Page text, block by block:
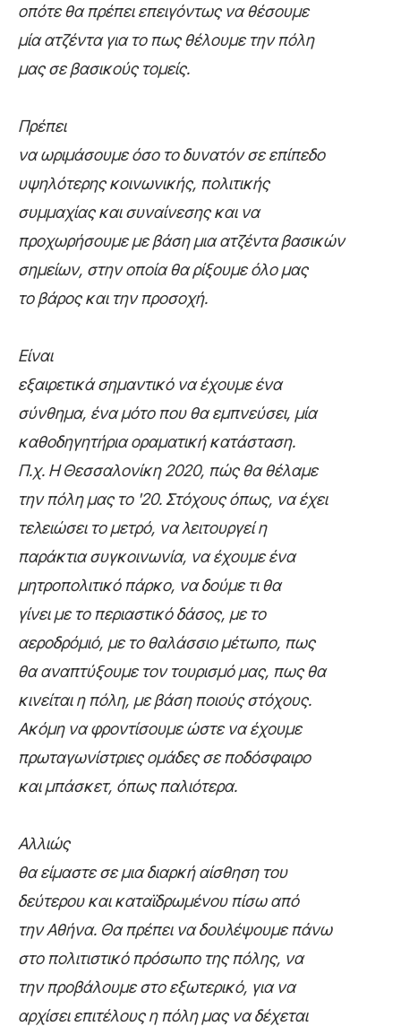
οπότε θα πρέπει επειγόντως να θέσουμε
μία ατζέντα για το πως θέλουμε την πόλη
μας σε βασικούς τομείς.
Πρέπει
να ωριμάσουμε όσο το δυνατόν σε επίπεδο
υψηλότερης κοινωνικής, πολιτικής
συμμαχίας και συναίνεσης και να
προχωρήσουμε με βάση μια ατζέντα βασικών
σημείων, στην οποία θα ρίξουμε όλο μας
το βάρος και την προσοχή.
Είναι
εξαιρετικά σημαντικό να έχουμε ένα
σύνθημα, ένα μότο που θα εμπνεύσει, μία
καθοδηγητήρια οραματική κατάσταση.
Π.χ. Η Θεσσαλονίκη 2020, πώς θα θέλαμε
την πόλη μας το '20. Στόχους όπως, να έχει
τελειώσει το μετρό, να λειτουργεί η
παράκτια συγκοινωνία, να έχουμε ένα
μητροπολιτικό πάρκο, να δούμε τι θα
γίνει με το περιαστικό δάσος, με το
αεροδρόμιό, με το θαλάσσιο μέτωπο, πως
θα αναπτύξουμε τον τουρισμό μας, πως θα
κινείται η πόλη, με βάση ποιούς στόχους.
Ακόμη να φροντίσουμε ώστε να έχουμε
πρωταγωνίστριες ομάδες σε ποδόσφαιρο
και μπάσκετ, όπως παλιότερα.
Αλλιώς
θα είμαστε σε μια διαρκή αίσθηση του
δεύτερου και καταϊδρωμένου πίσω από
την Αθήνα. Θα πρέπει να δουλέψουμε πάνω
στο πολιτιστικό πρόσωπο της πόλης, να
την προβάλουμε στο εξωτερικό, για να
αρχίσει επιτέλους η πόλη μας να δέχεται